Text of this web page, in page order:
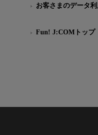
お客さまのデータ
Fun! J:COMトップ